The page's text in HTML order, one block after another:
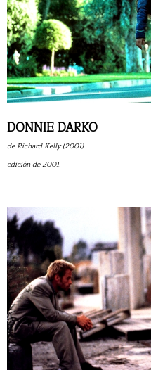
DONNIE DARKO
de Richard Kelly (2001)
edición de 2001.